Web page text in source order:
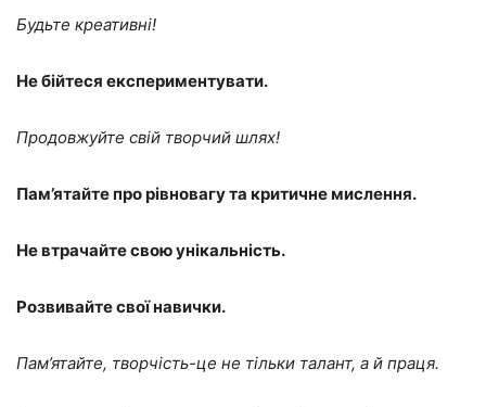
Будьте креативні!
Не бійтеся експериментувати.
Продовжуйте свій творчий шлях!
Пам’ятайте про рівновагу та критичне мислення.
Не втрачайте свою унікальність.
Розвивайте свої навички.
Пам’ятайте, творчість-це не тільки талант, а й праця.